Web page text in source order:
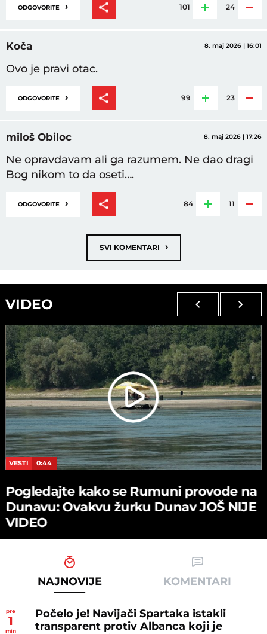
ODGOVORITE › 101 24
Koča 8. maj 2026 | 16:01
Ovo je pravi otac.
ODGOVORITE › 99 23
miloš Obiloc 8. maj 2026 | 17:26
Ne opravdavam ali ga razumem. Ne dao dragi
Bog nikom to da oseti….
ODGOVORITE › 84 11
SVI KOMENTARI ›
VIDEO
VESTI 0:44
Pogledajte kako se Rumuni provode na
Dunavu: Ovakvu žurku Dunav JOŠ NIJE
VIDEO
NAJNOVIJE KOMENTARI
pre
1
min
Počelo je! Navijači Spartaka istakli
transparent protiv Albanca koji je